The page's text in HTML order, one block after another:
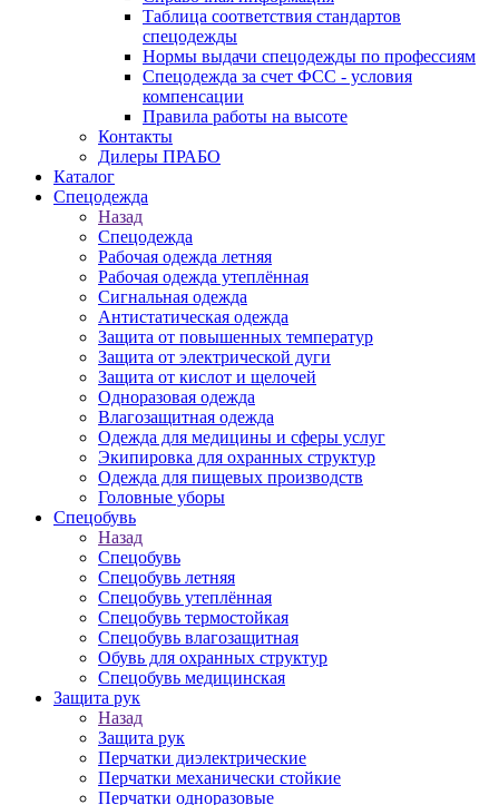
Таблица соответствия стандартов
спецодежды
Нормы выдачи спецодежды по профессиям
Спецодежда за счет ФСС - условия
компенсации
Правила работы на высоте
Контакты
Дилеры ПРАБО
Каталог
Спецодежда
Назад
Спецодежда
Рабочая одежда летняя
Рабочая одежда утеплённая
Сигнальная одежда
Антистатическая одежда
Защита от повышенных температур
Защита от электрической дуги
Защита от кислот и щелочей
Одноразовая одежда
Влагозащитная одежда
Одежда для медицины и сферы услуг
Экипировка для охранных структур
Одежда для пищевых производств
Головные уборы
Спецобувь
Назад
Спецобувь
Спецобувь летняя
Спецобувь утеплённая
Спецобувь термостойкая
Спецобувь влагозащитная
Обувь для охранных структур
Спецобувь медицинская
Защита рук
Назад
Защита рук
Перчатки диэлектрические
Перчатки механически стойкие
Перчатки одноразовые